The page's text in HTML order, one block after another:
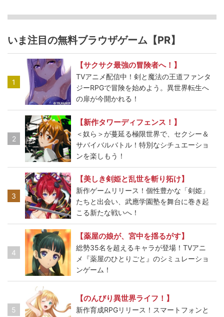
いま注目の無料ブラウザゲーム【PR】
1
【サクサク最強の冒険者へ！】
TVアニメ配信中！剣と魔法の王道ファンタ
ジーRPGで冒険を始めよう。異世界転生へ
の扉が今開かれる！
2
【新作タワーディフェンス！】
＜奴ら＞が蔓延る極限世界で、セクシー＆
サバイバルバトル！特別なシチュエーショ
ンを楽しもう！
3
【美しき剣姫と乱世を斬り拓け】
新作ゲームリリース！個性豊かな「剣姫」
たちと出会い、武應学園塾を舞台に巻き起
こる新たな戦いへ！
4
【薬屋の娘が、宮中を揺るがす】
総勢35名を超えるキャラが登場！TVアニ
メ『薬屋のひとりごと』のシミュレーショ
ンゲーム！
5
【のんびり異世界ライフ！】
新作育成RPGリリース！スマートフォンと